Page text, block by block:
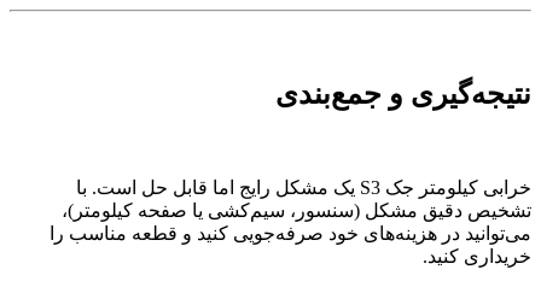
نتیجه‌گیری و جمع‌بندی
خرابی کیلومتر جک S3 یک مشکل رایج اما قابل حل است. با
تشخیص دقیق مشکل (سنسور، سیم‌کشی یا صفحه کیلومتر)،
می‌توانید در هزینه‌های خود صرفه‌جویی کنید و قطعه مناسب را
خریداری کنید.